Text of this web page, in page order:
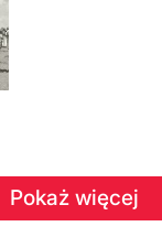
Pokaż więcej